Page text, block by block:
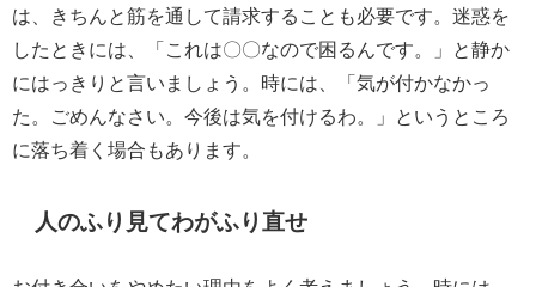
は、きちんと筋を通して請求することも必要です。迷惑を
したときには、「これは〇〇なので困るんです。」と静か
にはっきりと言いましょう。時には、「気が付かなかっ
た。ごめんなさい。今後は気を付けるわ。」というところ
に落ち着く場合もあります。
人のふり見てわがふり直せ